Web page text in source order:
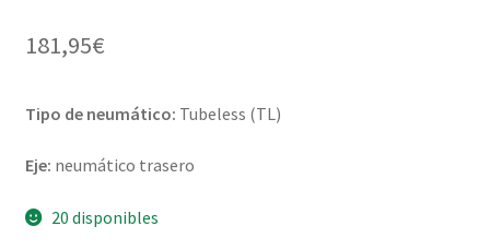
181,95€
Tipo de neumático: Tubeless (TL)
Eje: neumático trasero
20 disponibles